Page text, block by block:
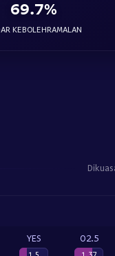
69.7%
KEBOLEHRAMALAN
YES O2.5